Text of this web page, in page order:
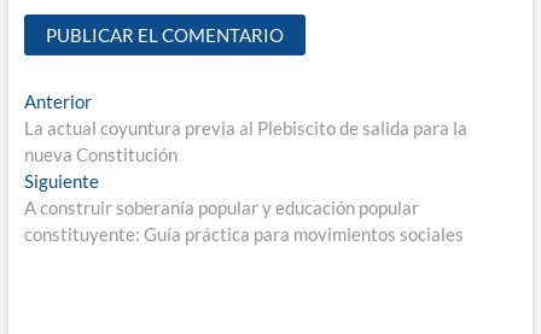
Navegación
de
entradas
AnteriorEntrada
anterior:
La actual coyuntura previa al Plebiscito de salida para la
nueva Constitución
SiguienteEntrada
siguiente:
A construir soberanía popular y educación popular
constituyente: Guía práctica para movimientos sociales